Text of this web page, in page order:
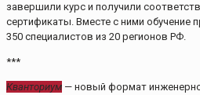
завершили курс и получили
сертификаты. Вместе с ними обучение
350 специалистов из 20 регионов РФ.
***
Кванториум — новый формат